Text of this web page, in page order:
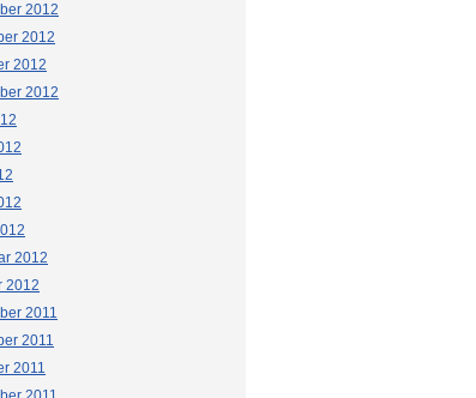
2012
2012
2012
2012
2012
2012
2011
2011
2011